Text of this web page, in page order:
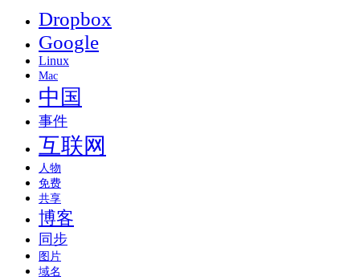
Dropbox
Google
Linux
Mac
中国
事件
互联网
人物
免费
共享
博客
同步
图片
域名